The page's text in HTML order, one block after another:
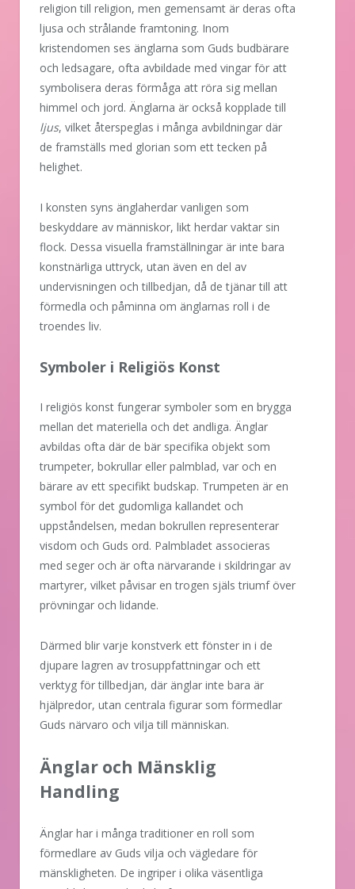
religion till religion, men gemensamt är deras ofta
ljusa och strålande framtoning. Inom
kristendomen ses änglarna som Guds budbärare
och ledsagare, ofta avbildade med vingar för att
symbolisera deras förmåga att röra sig mellan
himmel och jord. Änglarna är också kopplade till
ljus, vilket återspeglas i många avbildningar där
de framställs med glorian som ett tecken på
helighet.
I konsten syns änglaherdar vanligen som
beskyddare av människor, likt herdar vaktar sin
flock. Dessa visuella framställningar är inte bara
konstnärliga uttryck, utan även en del av
undervisningen och tillbedjan, då de tjänar till att
förmedla och påminna om änglarnas roll i de
troendes liv.
Symboler i Religiös Konst
I religiös konst fungerar symboler som en brygga
mellan det materiella och det andliga. Änglar
avbildas ofta där de bär specifika objekt som
trumpeter, bokrullar eller palmblad, var och en
bärare av ett specifikt budskap. Trumpeten är en
symbol för det gudomliga kallandet och
uppståndelsen, medan bokrullen representerar
visdom och Guds ord. Palmbladet associeras
med seger och är ofta närvarande i skildringar av
martyrer, vilket påvisar en trogen själs triumf över
prövningar och lidande.
Därmed blir varje konstverk ett fönster in i de
djupare lagren av trosuppfattningar och ett
verktyg för tillbedjan, där änglar inte bara är
hjälpredor, utan centrala figurar som förmedlar
Guds närvaro och vilja till människan.
Änglar och Mänsklig
Handling
Änglar har i många traditioner en roll som
förmedlare av Guds vilja och vägledare för
mänskligheten. De ingriper i olika väsentliga